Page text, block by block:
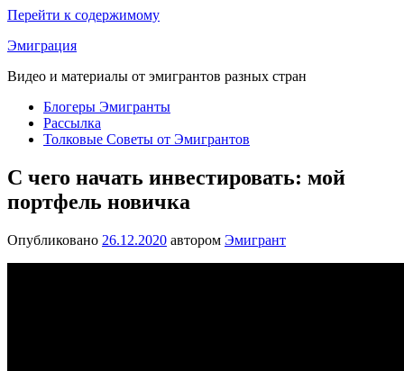
Перейти к содержимому
Эмиграция
Видео и материалы от эмигрантов разных стран
Блогеры Эмигранты
Рассылка
Толковые Советы от Эмигрантов
С чего начать инвестировать: мой
портфель новичка
Опубликовано 26.12.2020 автором Эмигрант